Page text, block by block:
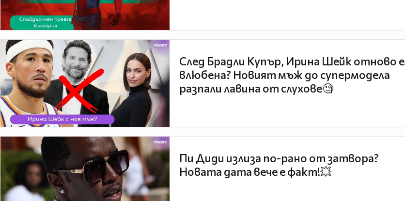
След Брадли Купър, Ирина Шейк отново е
влюбена? Новият мъж до супермодела
разпали лавина от слухове🧐
Пи Диди излиза по-рано от затвора?
Новата дата вече е факт!💥